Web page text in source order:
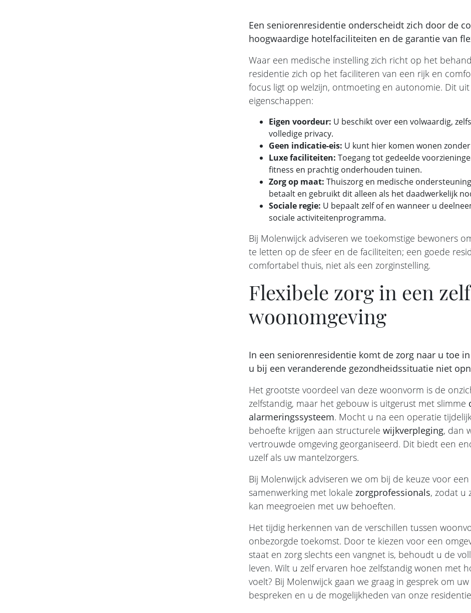
Een seniorenresidentie onderscheidt zich door de
hoogwaardige hotelfaciliteiten en de garantie van
Waar een medische instelling zich richt op het
residentie zich op het faciliteren van een rijk en
focus ligt op welzijn, ontmoeting en autonomie. Dit
eigenschappen:
Eigen voordeur: U beschikt over een volwaardig,
volledige privacy.
Geen indicatie-eis: U kunt hier komen wonen zonder
Luxe faciliteiten: Toegang tot gedeelde
fitness en prachtig onderhouden tuinen.
Zorg op maat: Thuiszorg en medische
betaalt en gebruikt dit alleen als het daadwerkelijk
Sociale regie: U bepaalt zelf of en wanneer u
sociale activiteitenprogramma.
Bij Molenwijck adviseren we toekomstige bewoners
te letten op de sfeer en de faciliteiten; een goede
comfortabel thuis, niet als een zorginstelling.
Flexibele zorg in een
woonomgeving
In een seniorenresidentie komt de zorg naar u toe
u bij een veranderende gezondheidssituatie niet
Het grootste voordeel van deze woonvorm is de
zelfstandig, maar het gebouw is uitgerust met slimme
alarmeringssysteem. Mocht u na een operatie
behoefte krijgen aan structurele wijkverpleging, dan
vertrouwde omgeving georganiseerd. Dit biedt een
uzelf als uw mantelzorgers.
Bij Molenwijck adviseren we om bij de keuze voor
samenwerking met lokale zorgprofessionals, zodat u
kan meegroeien met uw behoeften.
Het tijdig herkennen van de verschillen tussen
onbezorgde toekomst. Door te kiezen voor een
staat en zorg slechts een vangnet is, behoudt u de
leven. Wilt u zelf ervaren hoe zelfstandig wonen met
voelt? Bij Molenwijck gaan we graag in gesprek om
bespreken en u de mogelijkheden van onze